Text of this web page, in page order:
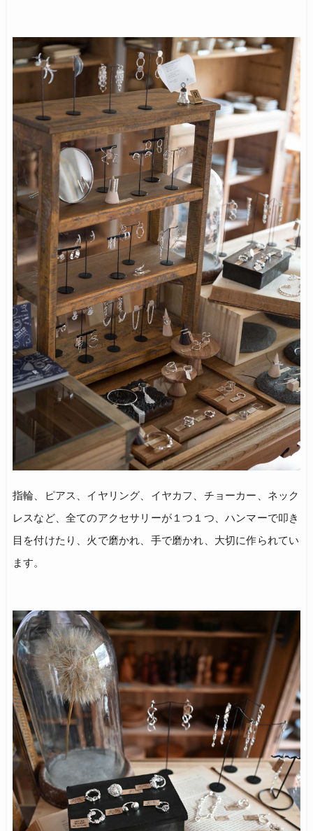
指輪、ピアス、イヤリング、イヤカフ、チョーカー、ネック
レスなど、全てのアクセサリーが１つ１つ、ハンマーで叩き
目を付けたり、火で磨かれ、手で磨かれ、大切に作られてい
ます。